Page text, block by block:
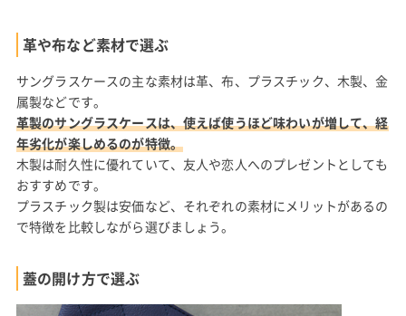
革や布など素材で選ぶ
サングラスケースの主な素材は革、布、プラスチック、木製、金
属製などです。
革製のサングラスケースは、使えば使うほど味わいが増して、経
年劣化が楽しめるのが特徴。
木製は耐久性に優れていて、友人や恋人へのプレゼントとしても
おすすめです。
プラスチック製は安価など、それぞれの素材にメリットがあるの
で特徴を比較しながら選びましょう。
蓋の開け方で選ぶ